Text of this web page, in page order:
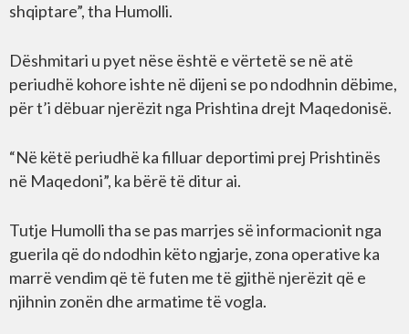
shqiptare”, tha Humolli.
Dëshmitari u pyet nëse është e vërtetë se në atë
periudhë kohore ishte në dijeni se po ndodhnin dëbime,
për t’i dëbuar njerëzit nga Prishtina drejt Maqedonisë.
“Në këtë periudhë ka filluar deportimi prej Prishtinës
në Maqedoni”, ka bërë të ditur ai.
Tutje Humolli tha se pas marrjes së informacionit nga
guerila që do ndodhin këto ngjarje, zona operative ka
marrë vendim që të futen me të gjithë njerëzit që e
njihnin zonën dhe armatime të vogla.